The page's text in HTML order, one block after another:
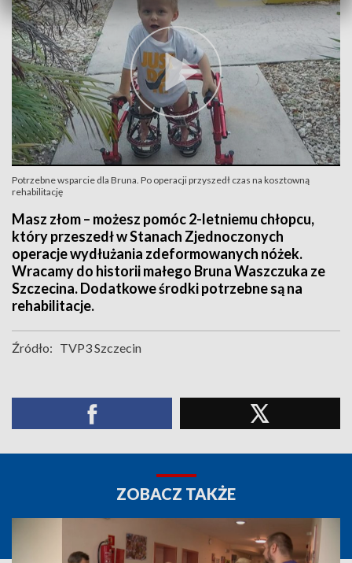
Potrzebne wsparcie dla Bruna. Po operacji przyszedł czas na kosztowną
rehabilitację
Masz złom – możesz pomóc 2-letniemu chłopcu,
który przeszedł w Stanach Zjednoczonych
operacje wydłużania zdeformowanych nóżek.
Wracamy do historii małego Bruna Waszczuka ze
Szczecina. Dodatkowe środki potrzebne są na
rehabilitacje.
Źródło: TVP3 Szczecin
ZOBACZ TAKŻE